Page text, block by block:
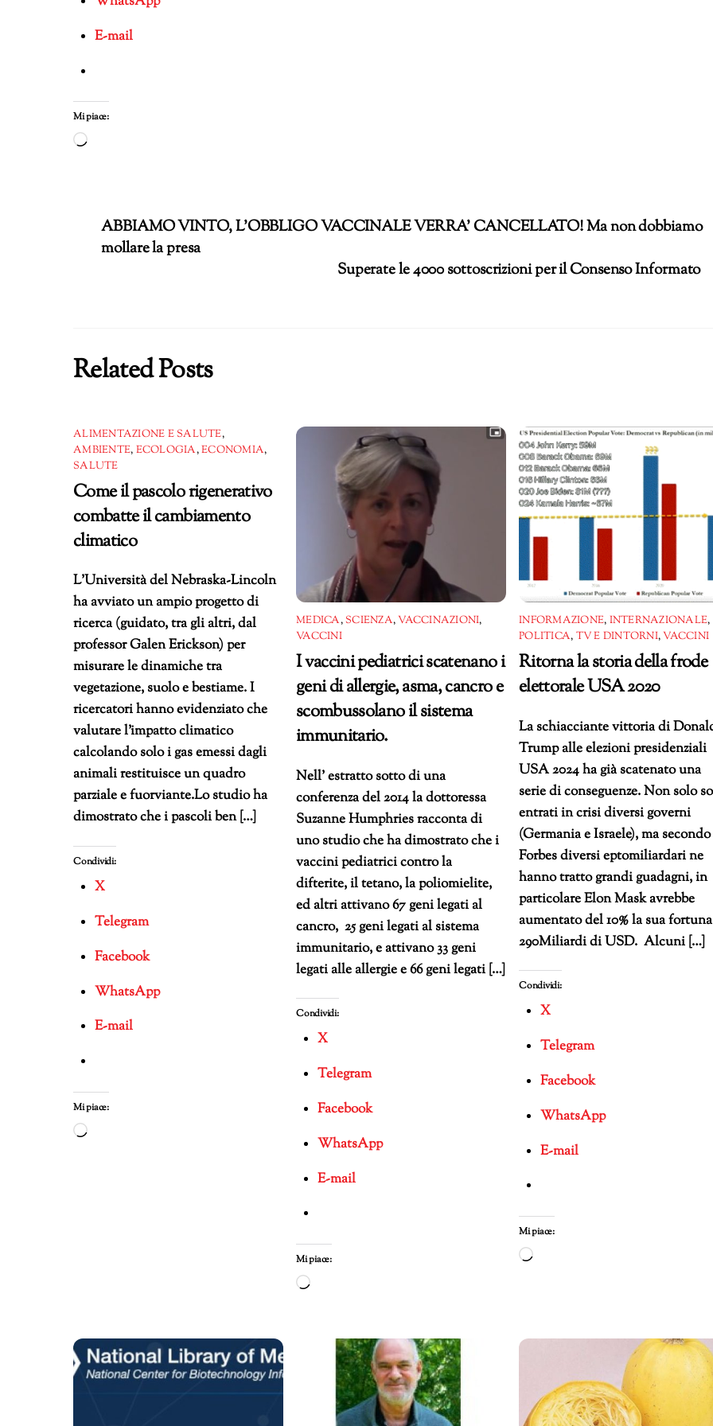
E-mail
Mi piace:
Caricamento
ABBIAMO VINTO, L’OBBLIGO VACCINALE VERRA’ CANCELLATO! Ma non dobbiamo
mollare la presa
Superate le 4000 sottoscrizioni per il Consenso Informato
Related Posts
ALIMENTAZIONE E SALUTE,
AMBIENTE, ECOLOGIA,ECONOMIA,
SALUTE
Come il pascolo rigenerativo
combatte il cambiamento
climatico
L’Università del Nebraska-Lincoln
ha avviato un ampio progetto di
ricerca (guidato, tra gli altri, dal
professor Galen Erickson) per
misurare le dinamiche tra
vegetazione, suolo e bestiame. I
ricercatori hanno evidenziato che
valutare l’impatto climatico
calcolando solo i gas emessi dagli
animali restituisce un quadro
parziale e fuorviante.Lo studio ha
dimostrato che i pascoli ben […]
Condividi:
X
Telegram
Facebook
WhatsApp
E-mail
Mi piace:
Caricamento
MEDICA,SCIENZA,VACCINAZIONI,
VACCINI
I vaccini pediatrici scatenano i
geni di allergie, asma, cancro e
scombussolano il sistema
immunitario.
Nell’ estratto sotto di una
conferenza del 2014 la dottoressa
Suzanne Humphries racconta di
uno studio che ha dimostrato che i
vaccini pediatrici contro la
difterite, il tetano, la poliomielite,
ed altri attivano 67 geni legati al
cancro, 25 geni legati al sistema
immunitario, e attivano 33 geni
legati alle allergie e 66 geni legati […]
Condividi:
X
Telegram
Facebook
WhatsApp
E-mail
Mi piace:
Caricamento
INFORMAZIONE, INTERNAZIONALE,
POLITICA, TV E DINTORNI,VACCINI
Ritorna la storia della frode
elettorale USA 2020
La schiacciante vittoria di
Trump alle elezioni presidenziali
USA 2024 ha già scatenato una
serie di conseguenze. Non solo
entrati in crisi diversi governi
(Germania e Israele), ma secondo
Forbes diversi eptomiliardari ne
hanno tratto grandi guadagni, in
particolare Elon Mask avrebbe
aumentato del 10% la sua
290Miliardi di USD. Alcuni […]
Condividi:
X
Telegram
Facebook
WhatsApp
E-mail
Mi piace:
Caricamento